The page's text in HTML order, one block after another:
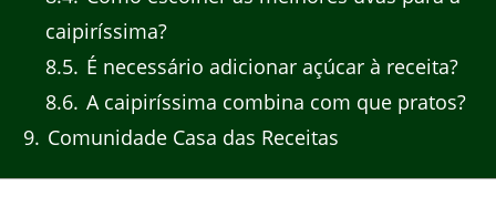
caipiríssima?
8.5 É necessário adicionar açúcar à receita?
8.6 A caipiríssima combina com que pratos?
9 Comunidade Casa das Receitas